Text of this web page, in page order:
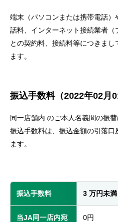
メリット
セキュリティ
使い方
端末（パソコンまたは携帯電話
話料、インターネット接続業者
との契約料、接続料等につきま
ます。
振込手数料（2022年02月
同一店舗内 のご本人名義間の振替
振込手数料は、振込金額の引落口
ます。
振込手数料 3 万円未満
当JA同一店内宛 0円